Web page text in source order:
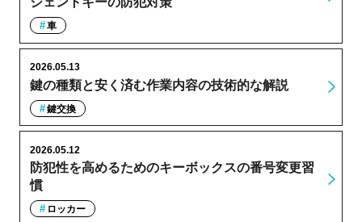
車
鍵の種類と安く済む作業内容の技術的な解説
2026.05.13
鍵交換
防犯性を高めるためのキーボックスの番号変更習
慣
2026.05.12
ロッカー